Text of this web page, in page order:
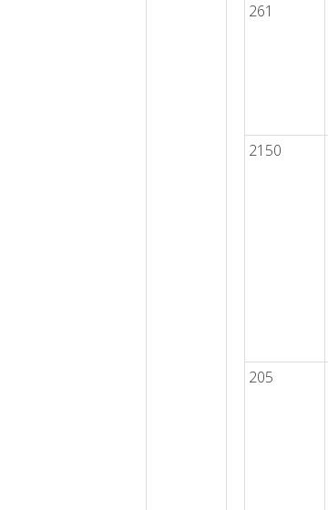
261
2150
205